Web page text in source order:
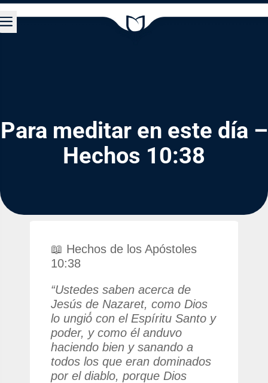
Para meditar en este día –
Hechos 10:38
📖 Hechos de los Apóstoles
10:38
“Ustedes saben acerca de
Jesús de Nazaret, como Dios
lo ungió́ con el Espíritu Santo y
poder, y como él anduvo
haciendo bien y sanando a
todos los que eran dominados
por el diablo, porque Dios